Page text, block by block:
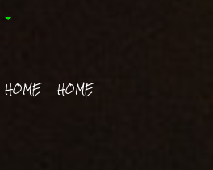
HOME HOME